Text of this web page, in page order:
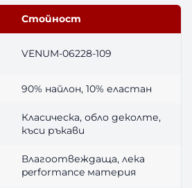
Стойност
VENUM-06228-109
90% найлон, 10% еластан
Класическа, обло деколте,
къси ръкави
Влагоотвеждаща, лека
performance материя